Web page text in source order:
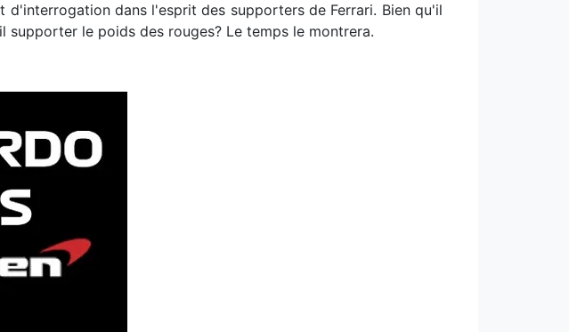
dans l'esprit des supporters de Ferrari. Bien qu'il
supporter le poids des rouges? Le temps le montrera.